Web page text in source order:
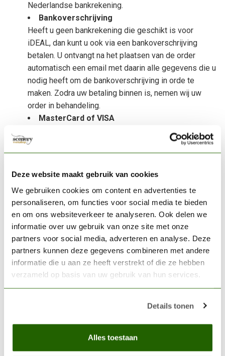
Deze website maakt gebruik van cookies
We gebruiken cookies om content en advertenties te
personaliseren, om functies voor social media te bieden
en om ons websiteverkeer te analyseren. Ook delen we
informatie over uw gebruik van onze site met onze
partners voor social media, adverteren en analyse. Deze
partners kunnen deze gegevens combineren met andere
informatie die u aan ze heeft verstrekt of die ze hebben
verzameld op basis van uw gebruik van hun services.
Details tonen
Alles toestaan
Nederlandse bankrekening.
Bankoverschrijving
Heeft u geen bankrekening die geschikt is voor
iDEAL, dan kunt u ook via een bankoverschrijving
betalen. U ontvangt na het plaatsen van de order
automatisch een email met daarin alle gegevens die u
nodig heeft om de bankoverschrijving in orde te
maken. Zodra uw betaling binnen is, nemen wij uw
order in behandeling.
MasterCard of VISA
Indien u kiest voor een betaling met creditcard, dient u
tijdens het bestelproces uw creditcardnummer, de
vervaldatum en de CVC-code (op de achterzijde van
overneemt zoals die op de kaart vermeld staat (naam
van de kaarthouder). Uw betaling wordt vervolgens
online geautoriseerd, zodat u direct weet of deze wel
of niet wordt goedgekeurd. Kiest u voor deze
betaalmethode, dan kunnen wij uw bestelling direct na
betaling in behandeling nemen.
PayPal
maar wilt: via creditcard of eenvoudig via uw eigen
aankopen betalen door alleen uw e-mailadres en